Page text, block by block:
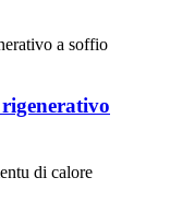
rigenerativo